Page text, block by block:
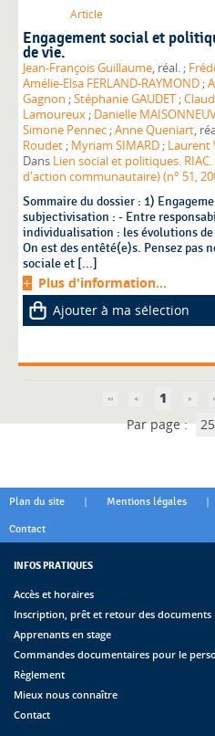
Article
Engagement social et
de vie.
Jean-François Guillaume , réal. ;
Amélie-Elsa FERLAND-RAYMOND ;
Gagnon ;Stéphanie GAUDET ;
Lamoureux ; Danielle
Simone Pennec ;Anne Queniart
Roudet ; Myriam SIMARD ; Laurent
Dans Lien social et politiques.
d'action communautaire) (n° 51,
Sommaire du dossier : 1)
subjectivisation : - Entre
individualisation : les évolutions
On est des entêté(e)s. Pensez pas
sociale et [...]
Plus d'information...
Ajouter à ma sélection
1
Par page : 25
Plan du site | Mentions légales |
Contact
INFOS PRATIQUES
Accès et horaires
Inscription, prêt et retour des documents
Apprenants en stage
Commandes documentaires pour le
Règlement
Mieux nous connaître
Contact